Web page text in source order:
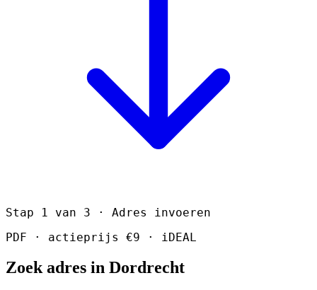
Stap 1 van 3 · Adres invoeren
PDF · actieprijs €9 · iDEAL
Zoek adres in Dordrecht